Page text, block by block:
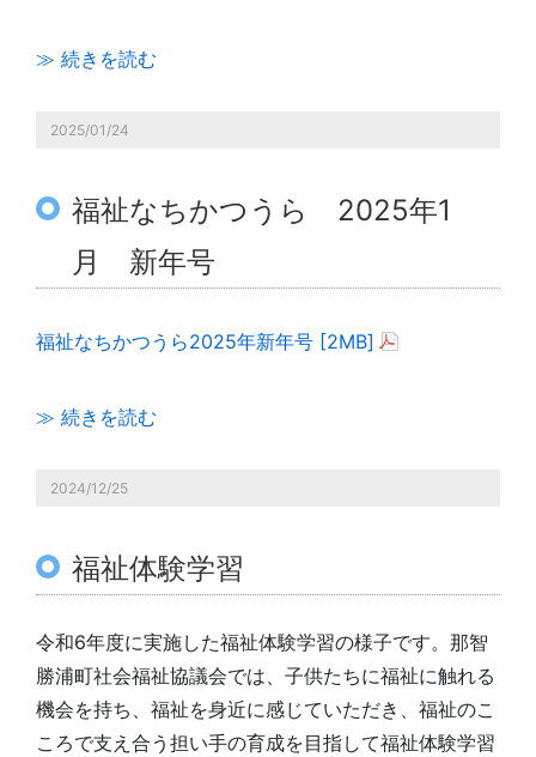
≫ 続きを読む
2025/01/24
福祉なちかつうら 2025年1
月 新年号
福祉なちかつうら2025年新年号 [2MB]
≫ 続きを読む
2024/12/25
福祉体験学習
令和6年度に実施した福祉体験学習の様子です。那智
勝浦町社会福祉協議会では、子供たちに福祉に触れる
機会を持ち、福祉を身近に感じていただき、福祉のこ
ころで支え合う担い手の育成を目指して福祉体験学習